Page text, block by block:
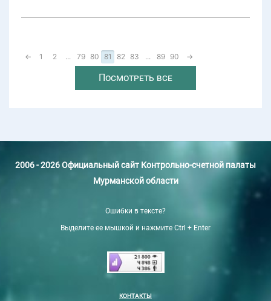
← 1 2 ... 79 80 81 82 83 ... 89 90 →
Посмотреть все
2006 - 2026 Официальный сайт Контрольно-счетной палаты
Мурманской области
Ошибки в тексте?
Выделите ее мышкой и нажмите Ctrl + Enter
КОНТАКТЫ